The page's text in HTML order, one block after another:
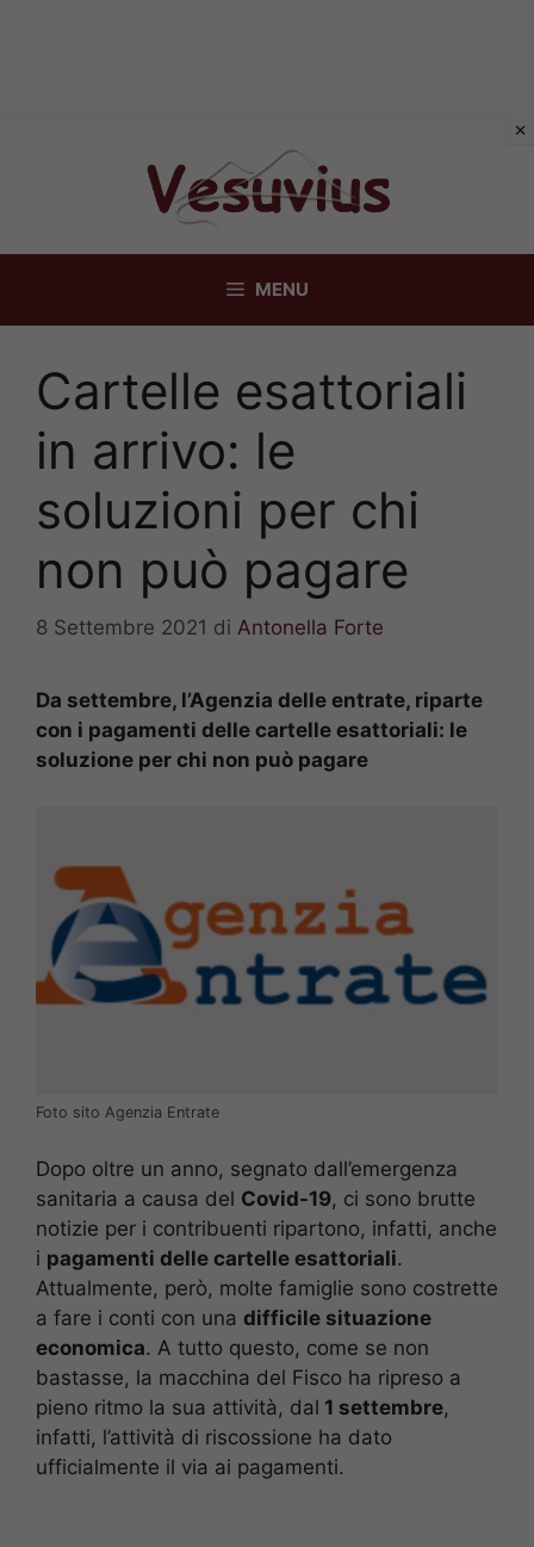
MENU
Cartelle esattoriali
in arrivo: le
soluzioni per chi
non può pagare
8 Settembre 2021 di Antonella Forte
Da settembre, l’Agenzia delle entrate, riparte
con i pagamenti delle cartelle esattoriali: le
soluzione per chi non può pagare
Foto sito Agenzia Entrate
Dopo oltre un anno, segnato dall’emergenza
sanitaria a causa del Covid-19, ci sono brutte
notizie per i contribuenti ripartono, infatti, anche
i pagamenti delle cartelle esattoriali.
Attualmente, però, molte famiglie sono costrette
a fare i conti con una difficile situazione
economica. A tutto questo, come se non
bastasse, la macchina del Fisco ha ripreso a
pieno ritmo la sua attività, dal 1 settembre,
infatti, l’attività di riscossione ha dato
ufficialmente il via ai pagamenti.